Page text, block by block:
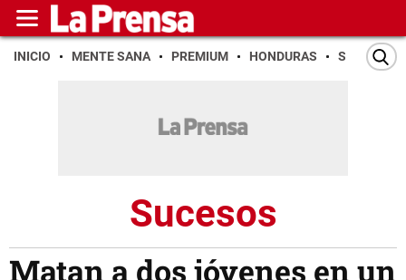
INICIO MENTE SANA PREMIUM HONDURAS SAN PEDRO
Sucesos
Matan a dos jóvenes en un